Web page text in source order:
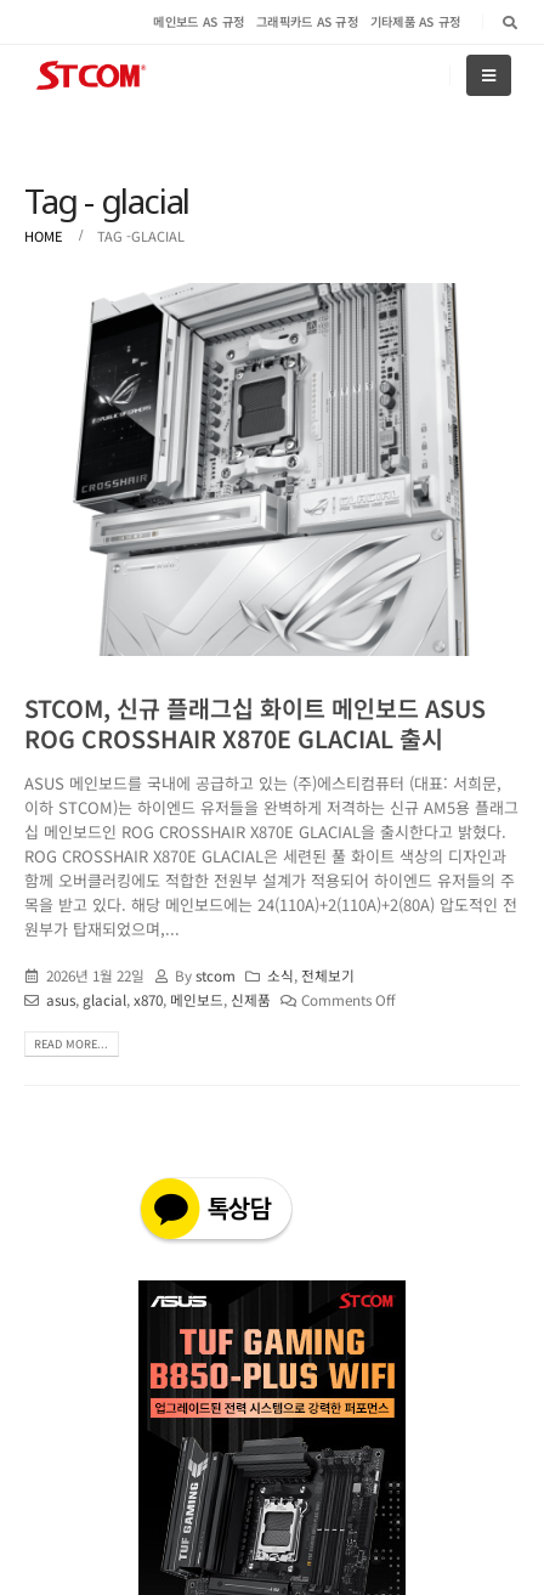
메인보드 AS 규정 그래픽카드 AS 규정 기타제품 AS 규정
Tag - glacial
HOME TAG -GLACIAL
STCOM, 신규 플래그십 화이트 메인보드 ASUS
ROG CROSSHAIR X870E GLACIAL 출시
ASUS 메인보드를 국내에 공급하고 있는 (주)에스티컴퓨터 (대표: 서희문,
이하 STCOM)는 하이엔드 유저들을 완벽하게 저격하는 신규 AM5용 플래그
십 메인보드인 ROG CROSSHAIR X870E GLACIAL을 출시한다고 밝혔다.
ROG CROSSHAIR X870E GLACIAL은 세련된 풀 화이트 색상의 디자인과
함께 오버클러킹에도 적합한 전원부 설계가 적용되어 하이엔드 유저들의 주
목을 받고 있다. 해당 메인보드에는 24(110A)+2(110A)+2(80A) 압도적인 전
원부가 탑재되었으며,...
2026년 1월 22일 Bystcom 소식, 전체보기
asus, glacial,x870, 메인보드, 신제품 Comments Off
READ MORE...